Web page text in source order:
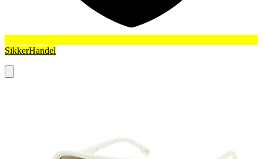
SikkerHandel